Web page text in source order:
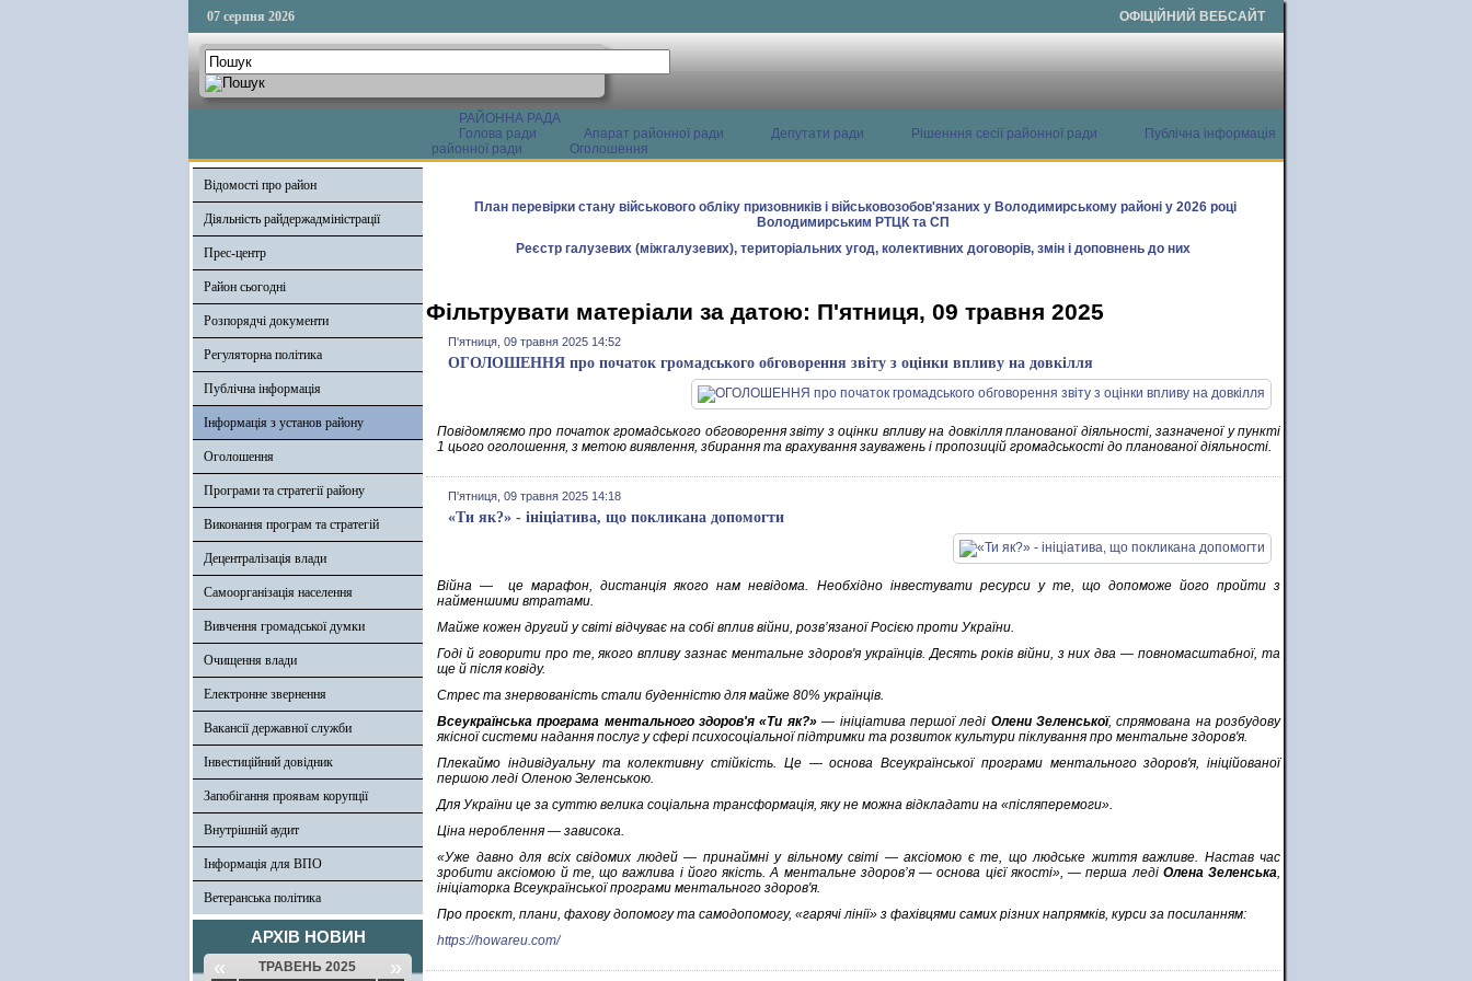
07 серпня 2026 ОФІЦІЙНИЙ ВЕБСАЙТ
РАЙОННА РАДА
Голова ради
Апарат районної ради Депутати ради Рішенння сесії районної ради
Публічна інформація
районної ради
Оголошення
Відомості про район
Діяльність райдержадміністрації
Прес-центр
Район сьогодні
Розпорядчі документи
Регуляторна політика
Публічна інформація
Інформація з установ району
Оголошення
Програми та стратегії району
Виконання програм та стратегій
Децентралізація влади
Самоорганізація населення
Вивчення громадської думки
Очищення влади
Електронне звернення
Вакансії державної служби
Інвестиційний довідник
Запобігання проявам корупції
Внутрішній аудит
Інформація для ВПО
Ветеранська політика
АРХІВ НОВИН
« ТРАВЕНЬ 2025 »
План перевірки стану військового обліку призовників і військовозобов'язаних у Володимирському районі у 2026 році
Володимирським РТЦК та СП
Реєстр галузевих (міжгалузевих), територіальних угод, колективних договорів, змін і доповнень до них
Фільтрувати матеріали за датою: П'ятниця, 09 травня 2025
П'ятниця, 09 травня 2025 14:52
ОГОЛОШЕННЯ про початок громадського обговорення звіту з оцінки впливу на довкілля
Повідомляємо про початок громадського обговорення звіту з оцінки впливу на довкілля планованої діяльності, зазначеної у пункті
1 цього оголошення, з метою виявлення, збирання та врахування зауважень і пропозицій громадськості до планованої діяльності.
П'ятниця, 09 травня 2025 14:18
«Ти як?» - ініціатива, що покликана допомогти
Війна — це марафон, дистанція якого нам невідома. Необхідно інвестувати ресурси у те, що допоможе його пройти з
найменшими втратами.
Майже кожен другий у світі відчуває на собі вплив війни, розв’язаної Росією проти України.
Годі й говорити про те, якого впливу зазнає ментальне здоров'я українців. Десять років війни, з них два — повномасштабної, та
ще й після ковіду.
Стрес та знервованість стали буденністю для майже 80% українців.
Всеукраїнська програма ментального здоров'я «Ти як?»— ініціатива першої леді Олени Зеленської, спрямована на розбудову
якісної системи надання послуг у сфері психосоціальної підтримки та розвиток культури піклування про ментальне здоров'я.
Плекаймо індивідуальну та колективну стійкість. Це — основа Всеукраїнської програми ментального здоров'я, ініційованої
першою леді Оленою Зеленською.
Для України це за суттю велика соціальна трансформація, яку не можна відкладати на «післяперемоги».
Ціна нероблення — зависока.
«Уже давно для всіх свідомих людей — принаймні у вільному світі — аксіомою є те, що людське життя важливе. Настав час
зробити аксіомою й те, що важлива і його якість. А ментальне здоров’я — основа цієї якості», — перша леді Олена Зеленська,
ініціаторка Всеукраїнської програми ментального здоров'я.
Про проєкт, плани, фахову допомогу та самодопомогу, «гарячі лінії» з фахівцями самих різних напрямків, курси за посиланням:
https://howareu.com/